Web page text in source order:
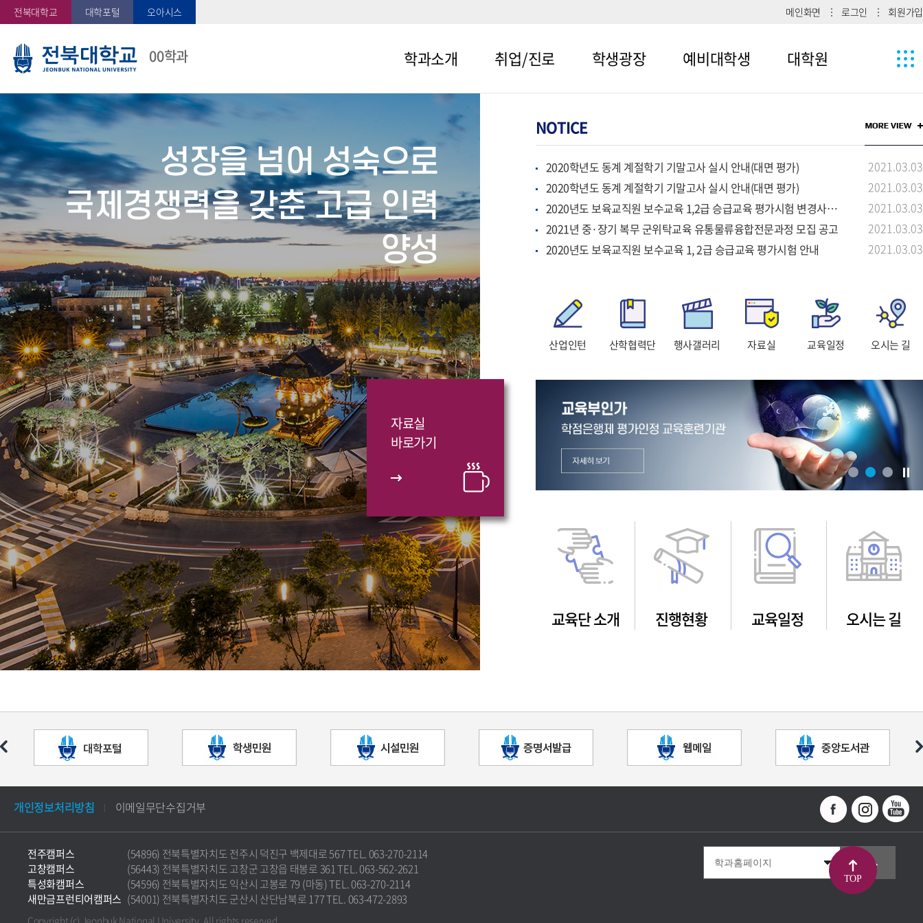
전북대학교 대학포털 오아시스 메인화면 로그인 회원가입
00학과 학과소개
메뉴1-2
취업/진로 학생광장
메뉴3-2
예비대학생
메뉴4-2
메뉴4-3
대학원
성장을 넘어 성숙으로
국제경쟁력을 갖춘 고급 인력
양성
자료실
바로가기
2020학년도 동계 계절학기 기말고사 실시 안내(대면 평가)
2021.03.03
2020학년도 동계 계절학기 기말고사 실시 안내(대면 평가)
2021.03.03
2020년도 보육교직원 보수교육 1,2급 승급교육 평가시험 변경사항 안내
2021.03.03
2021년 중·장기 복무 군위탁교육 유통물류융합전문과정 모집 공고
2021.03.03
2020년도 보육교직원 보수교육 1, 2급 승급교육 평가시험 안내
2021.03.03
산업인턴 산학협력단 행사갤러리 자료실 교육일정 오시는 길
교육단 소개 진행현황 교육일정 오시는 길
개인정보처리방침 이메일무단수집거부
전주캠퍼스
(54896) 전북특별자치도 전주시 덕진구 백제대로 567 TEL. 063-270-2114
고창캠퍼스
(56443) 전북특별자치도 고창군 고창읍 태봉로 361 TEL. 063-562-2621
특성화캠퍼스
(54596) 전북특별자치도 익산시 고봉로 79 (마동) TEL. 063-270-2114
새만금프런티어캠퍼스 (54001) 전북특별자치도 군산시 산단남북로 177 TEL. 063-472-2893
Copyright (c) Jeonbuk National University. All rights reserved.
TOP